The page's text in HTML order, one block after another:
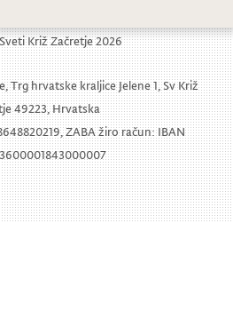
Križ Začretje 2026
Trg hrvatske kraljice Jelene 1, Sv Križ
49223, Hrvatska
ZABA žiro račun: IBAN